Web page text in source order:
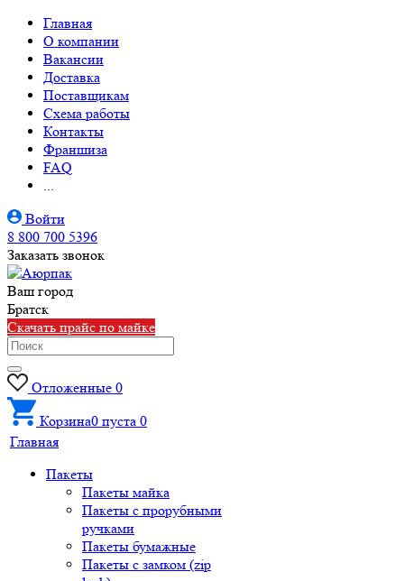
Главная
О компании
Вакансии
Доставка
Поставщикам
Схема работы
Контакты
Франшиза
FAQ
...
Войти
8 800 700 5396
Заказать звонок
Ваш город
Братск
Скачать прайс по майке
Отложенные 0
Корзина0 пуста 0
Главная
Пакеты
Пакеты майка
Пакеты с прорубными
ручками
Пакеты бумажные
Пакеты с замком (zip